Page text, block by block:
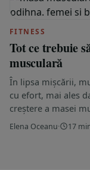
FITNESS
Tot ce trebuie
musculară
În lipsa mișcării,
cu efort, mai ales
creștere a masei
Elena Oceanu· 17